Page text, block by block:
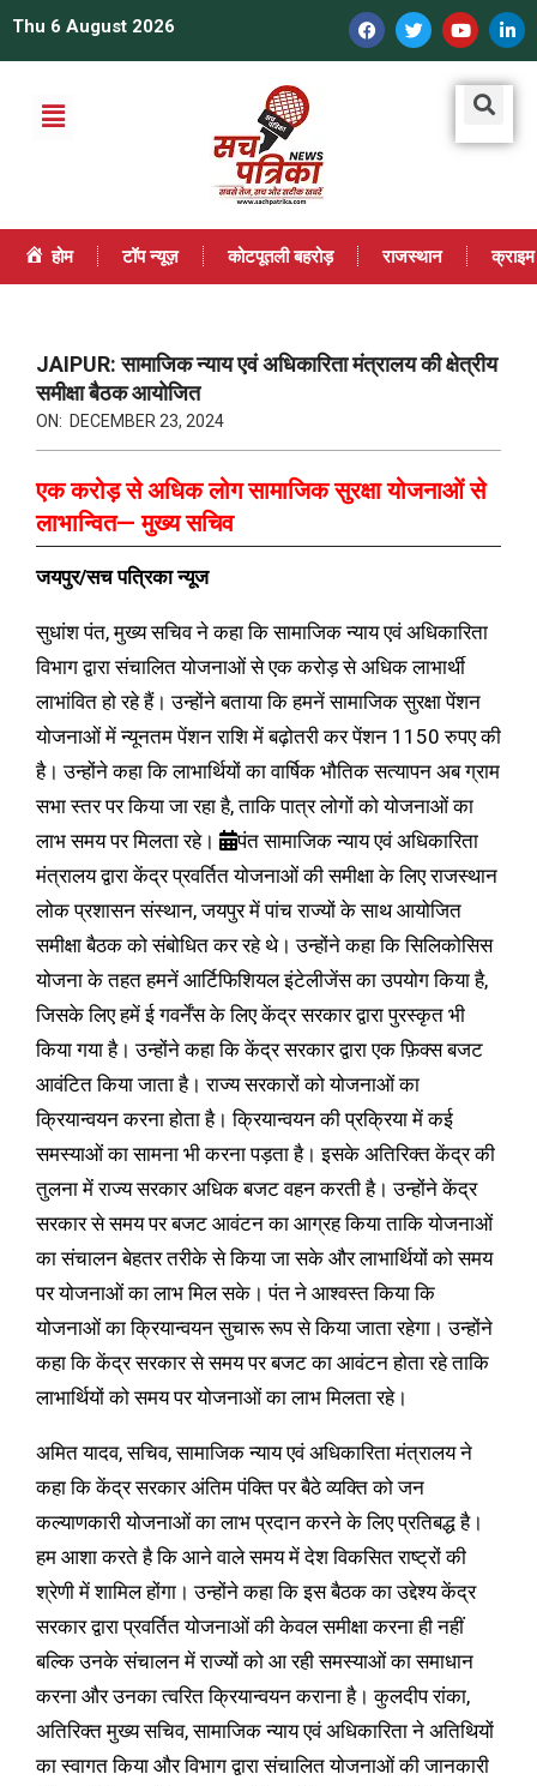
Thu 6 August 2026
होम टॉप न्यूज़ कोटपूतली बहरोड़ राजस्थान क्राइम
JAIPUR: सामाजिक न्याय एवं अधिकारिता मंत्रालय की क्षेत्रीय
समीक्षा बैठक आयोजित
ON: DECEMBER 23, 2024
एक करोड़ से अधिक लोग सामाजिक सुरक्षा योजनाओं से
लाभान्वित— मुख्य सचिव
जयपुर/सच पत्रिका न्यूज
सुधांश पंत, मुख्य सचिव ने कहा कि सामाजिक न्याय एवं अधिकारिता
विभाग द्वारा संचालित योजनाओं से एक करोड़ से अधिक लाभार्थी
लाभांवित हो रहे हैं। उन्होंने बताया कि हमनें सामाजिक सुरक्षा पेंशन
योजनाओं में न्यूनतम पेंशन राशि में बढ़ोतरी कर पेंशन 1150 रुपए की
है। उन्होंने कहा कि लाभार्थियों का वार्षिक भौतिक सत्यापन अब ग्राम
सभा स्तर पर किया जा रहा है, ताकि पात्र लोगों को योजनाओं का
लाभ समय पर मिलता रहे।
पंत सामाजिक न्याय एवं अधिकारिता
मंत्रालय द्वारा केंद्र प्रवर्तित योजनाओं की समीक्षा के लिए राजस्थान
लोक प्रशासन संस्थान, जयपुर में पांच राज्यों के साथ आयोजित
समीक्षा बैठक को संबोधित कर रहे थे। उन्होंने कहा कि सिलिकोसिस
योजना के तहत हमनें आर्टिफिशियल इंटेलीजेंस का उपयोग किया है,
जिसके लिए हमें ई गवर्नेंस के लिए केंद्र सरकार द्वारा पुरस्कृत भी
किया गया है। उन्होंने कहा कि केंद्र सरकार द्वारा एक फ़िक्स बजट
आवंटित किया जाता है। राज्य सरकारों को योजनाओं का
क्रियान्वयन करना होता है। क्रियान्वयन की प्रक्रिया में कई
समस्याओं का सामना भी करना पड़ता है। इसके अतिरिक्त केंद्र की
तुलना में राज्य सरकार अधिक बजट वहन करती है। उन्होंने केंद्र
सरकार से समय पर बजट आवंटन का आग्रह किया ताकि योजनाओं
का संचालन बेहतर तरीके से किया जा सके और लाभार्थियों को समय
पर योजनाओं का लाभ मिल सके। पंत ने आश्वस्त किया कि
योजनाओं का क्रियान्वयन सुचारू रूप से किया जाता रहेगा। उन्होंने
कहा कि केंद्र सरकार से समय पर बजट का आवंटन होता रहे ताकि
लाभार्थियों को समय पर योजनाओं का लाभ मिलता रहे।
अमित यादव, सचिव, सामाजिक न्याय एवं अधिकारिता मंत्रालय ने
कहा कि केंद्र सरकार अंतिम पंक्ति पर बैठे व्यक्ति को जन
कल्याणकारी योजनाओं का लाभ प्रदान करने के लिए प्रतिबद्ध है।
हम आशा करते है कि आने वाले समय में देश विकसित राष्ट्रों की
श्रेणी में शामिल होंगा। उन्होंने कहा कि इस बैठक का उद्देश्य केंद्र
सरकार द्वारा प्रवर्तित योजनाओं की केवल समीक्षा करना ही नहीं
बल्कि उनके संचालन में राज्यों को आ रही समस्याओं का समाधान
करना और उनका त्वरित क्रियान्वयन कराना है। कुलदीप रांका,
अतिरिक्त मुख्य सचिव, सामाजिक न्याय एवं अधिकारिता ने अतिथियों
का स्वागत किया और विभाग द्वारा संचालित योजनाओं की जानकारी